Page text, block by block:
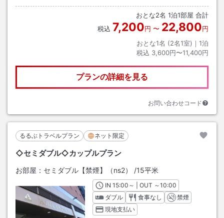
おとな2名 1泊1部屋 合計
税込 7,200円 〜 22,800円
おとな1名 (2名1室)｜ 1泊
税込 3,600円〜11,400円
プランの詳細を見る
お問い合わせコード
るるぶトラベルプラン ネット限定
◇セミダブル◇カップルプラン
お部屋： セミダブル【禁煙】（ns2） /15平米
INチェックイン
15:00 ～ | OUT チェックアウト
～10:00
ダブル
食事なし
禁煙
現地支払い